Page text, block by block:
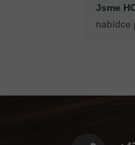
Jsme
nabídce